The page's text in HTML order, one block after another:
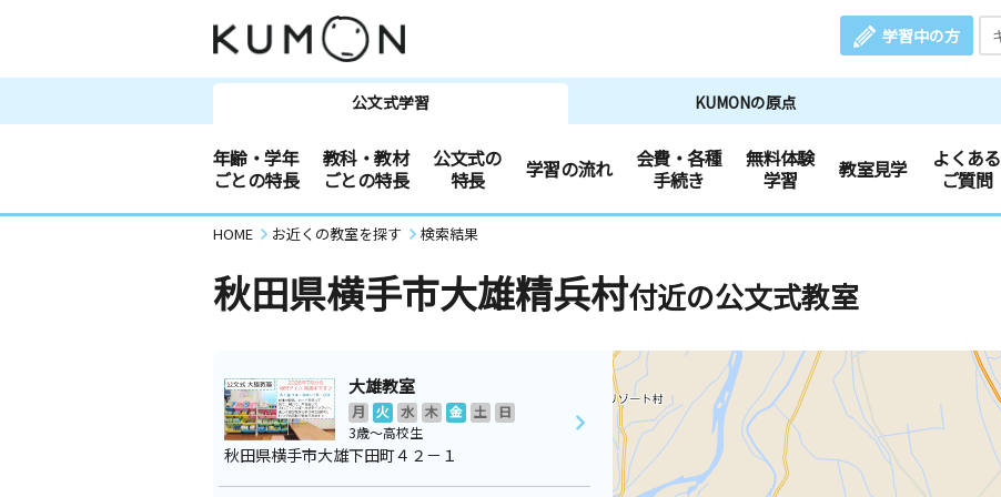
学習中の方
公文式学習 KUMONの原点
年齢・学年
ごとの特長
教科・教材
ごとの特長
公文式の
特長
学習の流れ
会費・各種
手続き
無料体験
学習
教室見学
よくある
ご質問
HOME お近くの教室を探す 検索結果
秋田県横手市大雄精兵村付近の公文式教室
大雄教室
月 火 水 木 金 土
日
3歳～高校生
秋田県横手市大雄下田町４２－１